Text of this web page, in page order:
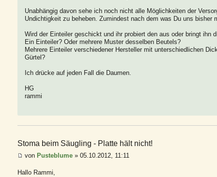
Unabhängig davon sehe ich noch nicht alle Möglichkeiten der
Undichtigkeit zu beheben. Zumindest nach dem was Du uns bisher
Wird der Einteiler geschickt und ihr probiert den aus oder bringt ihn
Ein Einteiler? Oder mehrere Muster desselben Beutels?
Mehrere Einteiler verschiedener Hersteller mit unterschiedlichen
Gürtel?
Ich drücke auf jeden Fall die Daumen.
HG
rammi
Stoma beim Säugling - Platte hält nicht!
von Pusteblume » 05.10.2012, 11:11
Hallo Rammi,